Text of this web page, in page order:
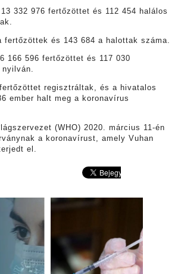
13 332 976 fertőzöttet és 112 454 halálos
fertőzöttek és 143 684 a halottak száma.
6 166 596 fertőzöttet és 117 030
nyilván.
regisztráltak, és a hivatalos
ember halt meg a koronavírus
(WHO) 2020. március 11-én
a koronavírust, amely Vuhan
el.